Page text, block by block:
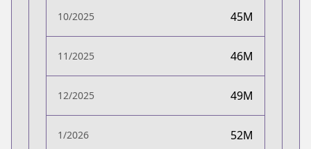
10/2025 45M
11/2025 46M
12/2025 49M
1/2026 52M